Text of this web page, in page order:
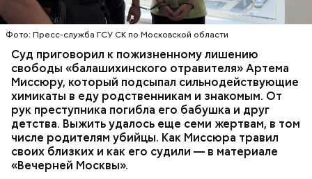
Фото: Пресс-служба ГСУ СК по Московской области
Суд приговорил к пожизненному лишению
свободы «балашихинского отравителя» Артема
Миссюру, который подсыпал сильнодействующие
химикаты в еду родственникам и знакомым. От
рук преступника погибла его бабушка и друг
детства. Выжить удалось еще семи жертвам, в том
числе родителям убийцы. Как Миссюра травил
своих близких и как его судили — в материале
«Вечерней Москвы».
химикат дихлорэтан, который не мог попасть в
организм супругов случайно. То же самое вещество
нашли в еде, изъятой из квартиры пострадавших.
— Личность подозреваемого установлена,
полицией принимаются меры к задержанию, —